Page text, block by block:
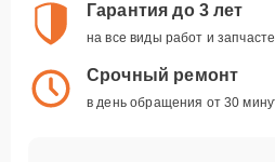
Гарантия до 3 лет
на все виды работ и
Срочный ремонт
в день обращения от 30